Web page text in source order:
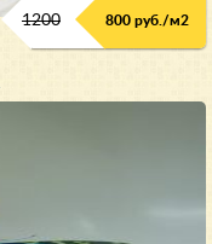
1200 800 руб./м2